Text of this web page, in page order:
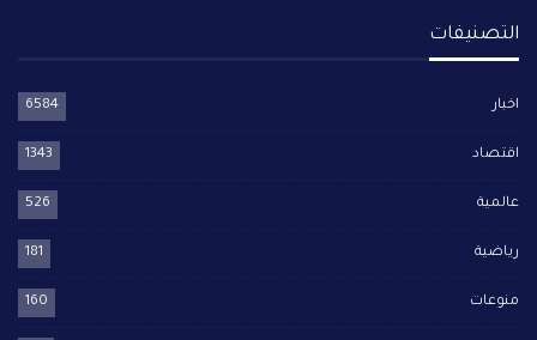
التصنيفات
اخبار 6584
اقتصاد 1343
عالمية 526
رياضية 181
منوعات 160